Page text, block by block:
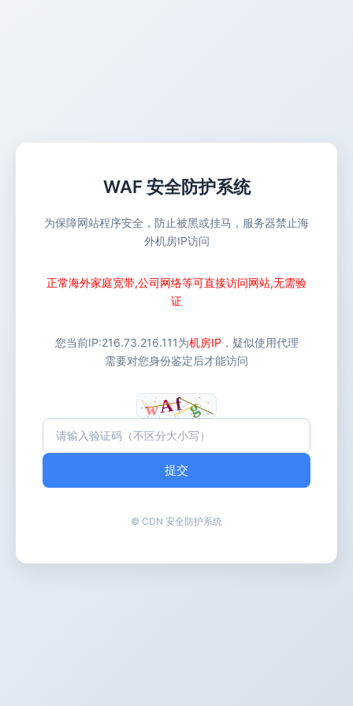
WAF 安全防护系统
为保障网站程序安全，防止被黑或挂马，服务器禁止海
外机房IP访问
正常海外家庭宽带,公司网络等可直接访问网站,无需验
证
您当前IP:216.73.216.111为机房IP ，疑似使用代理
需要对您身份鉴定后才能访问
提交
© CDN 安全防护系统